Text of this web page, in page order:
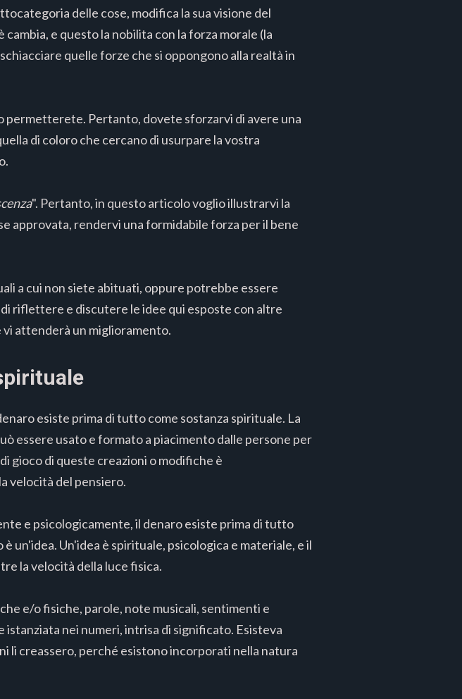
delle cose, modifica la sua visione del
e questo la nobilita con la forza morale (la
quelle forze che si oppongono alla realtà in
permetterete. Pertanto, dovete sforzarvi di avere una
di coloro che cercano di usurpare la vostra
". Pertanto, in questo articolo voglio illustrarvi la
approvata, rendervi una formidabile forza per il bene
a cui non siete abituati, oppure potrebbe essere
riflettere e discutere le idee qui esposte con altre
attenderà un miglioramento.
esiste prima di tutto come sostanza spirituale. La
essere usato e formato a piacimento dalle persone per
gioco di queste creazioni o modifiche è
velocità del pensiero.
e psicologicamente, il denaro esiste prima di tutto
un'idea. Un'idea è spirituale, psicologica e materiale, e il
la velocità della luce fisica.
e/o fisiche, parole, note musicali, sentimenti e
nei numeri, intrisa di significato. Esisteva
li creassero, perché esistono incorporati nella natura